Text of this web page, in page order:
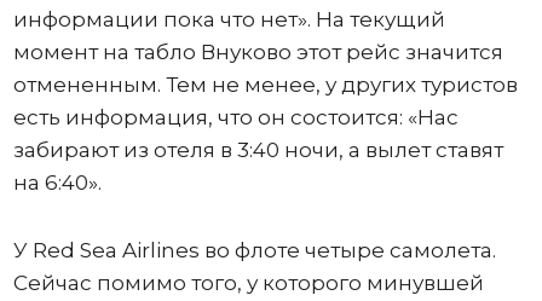
информации пока что нет». На текущий
момент на табло Внуково этот рейс значится
отмененным. Тем не менее, у других туристов
есть информация, что он состоится: «Нас
забирают из отеля в 3:40 ночи, а вылет ставят
на 6:40».
У Red Sea Airlines во флоте четыре самолета.
Сейчас помимо того, у которого минувшей